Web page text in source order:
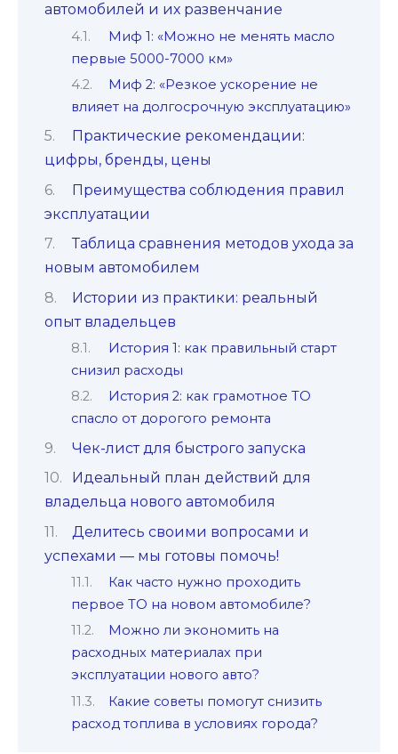
автомобилей и их развенчание
Миф 1: «Можно не менять масло
первые 5000-7000 км»
Миф 2: «Резкое ускорение не
влияет на долгосрочную эксплуатацию»
Практические рекомендации:
цифры, бренды, цены
Преимущества соблюдения правил
эксплуатации
Таблица сравнения методов ухода за
новым автомобилем
Истории из практики: реальный
опыт владельцев
История 1: как правильный старт
снизил расходы
История 2: как грамотное ТО
спасло от дорогого ремонта
Чек-лист для быстрого запуска
Идеальный план действий для
владельца нового автомобиля
Делитесь своими вопросами и
успехами — мы готовы помочь!
Как часто нужно проходить
первое ТО на новом автомобиле?
Можно ли экономить на
расходных материалах при
эксплуатации нового авто?
Какие советы помогут снизить
расход топлива в условиях города?